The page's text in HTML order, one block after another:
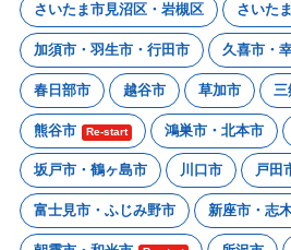
さいたま市見沼区・岩槻区 さいた
加須市・羽生市・行田市 久喜市・
春日部市 越谷市 草加市
熊谷市 Re-start 鴻巣市・北本市
坂戸市・鶴ヶ島市 川口市 戸田
富士見市・ふじみ野市 新座市・志